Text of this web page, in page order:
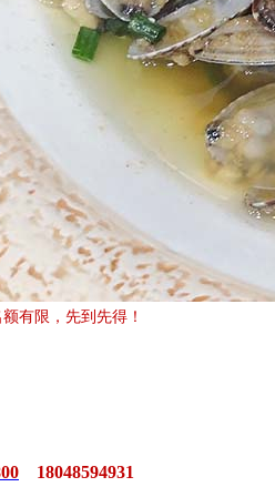
有限，先到先得！
18048594931